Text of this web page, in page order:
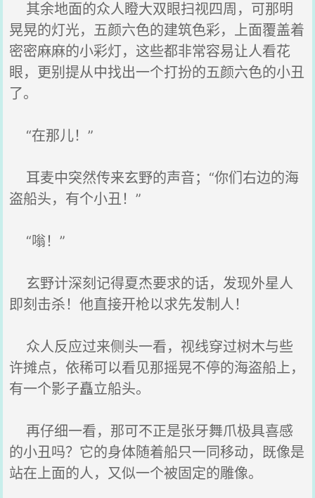
其余地面的众人瞪大双眼扫视四周，可那明
晃晃的灯光，五颜六色的建筑色彩，上面覆盖着
密密麻麻的小彩灯，这些都非常容易让人看花
眼，更别提从中找出一个打扮的五颜六色的小丑
了。
“在那儿！”
耳麦中突然传来玄野的声音；“你们右边的海
盗船头，有个小丑！”
“嗡！”
玄野计深刻记得夏杰要求的话，发现外星人
即刻击杀！他直接开枪以求先发制人！
众人反应过来侧头一看，视线穿过树木与些
许摊点，依稀可以看见那摇晃不停的海盗船上，
有一个影子矗立船头。
再仔细一看，那可不正是张牙舞爪极具喜感
的小丑吗？它的身体随着船只一同移动，既像是
站在上面的人，又似一个被固定的雕像。